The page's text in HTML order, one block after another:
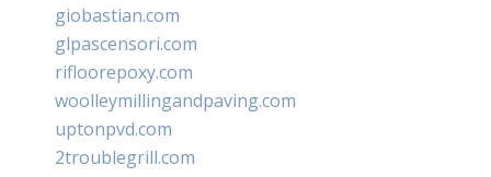
giobastian.com
glpascensori.com
rifloorepoxy.com
woolleymillingandpaving.com
uptonpvd.com
2troublegrill.com